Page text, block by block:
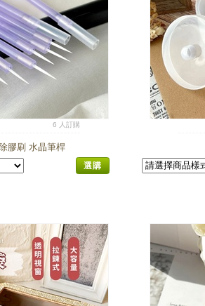
6 人訂購
膠刷 水晶筆桿
選購